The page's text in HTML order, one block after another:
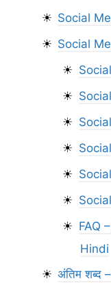
Social
Social
FAQ
Hindi
अंतिम शब्द